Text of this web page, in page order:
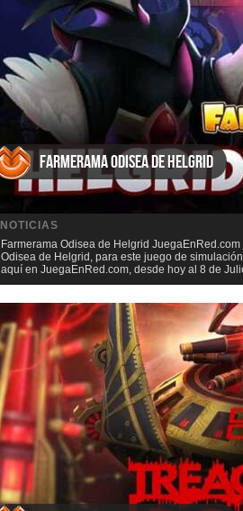
Farmerama Odisea de Helgrid
NOTICIAS
Farmerama Odisea de Helgrid
Odisea de Helgrid, para este juego de
aquí en JuegaEnRed.com, desde hoy al 8 de